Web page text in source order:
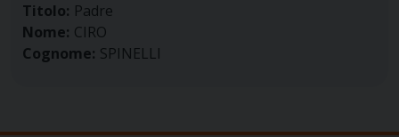
Titolo: Padre
Nome: CIRO
Cognome: SPINELLI